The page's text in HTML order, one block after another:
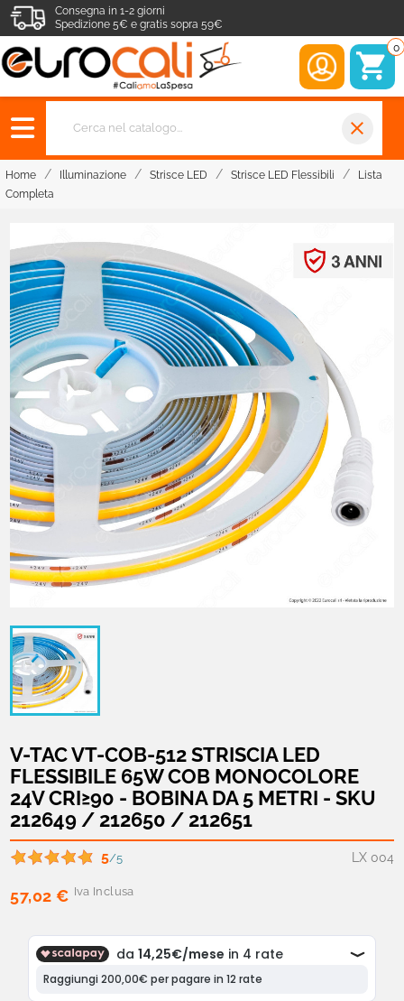
Consegna in 1-2 giorni
Spedizione 5€ e gratis sopra 59€
0
close
Home Illuminazione Strisce LED Strisce LED Flessibili
Lista
Completa
V-TAC VT-COB-512 STRISCIA LED
FLESSIBILE 65W COB MONOCOLORE
24V CRI≥90 - BOBINA DA 5 METRI - SKU
212649 / 212650 / 212651
LX 004
5/5
57,02 € Iva Inclusa